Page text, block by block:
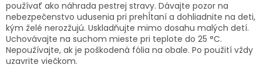
používať ako náhrada pestrej stravy. Dávajte pozor na
nebezpečenstvo udusenia pri prehĺtaní a dohliadnite na deti,
kým želé nerozžujú. Uskladňujte mimo dosahu malých detí.
Uchovávajte na suchom mieste pri teplote do 25 °C.
Nepoužívajte, ak je poškodená fólia na obale. Po použití vždy
uzavrite viečkom.